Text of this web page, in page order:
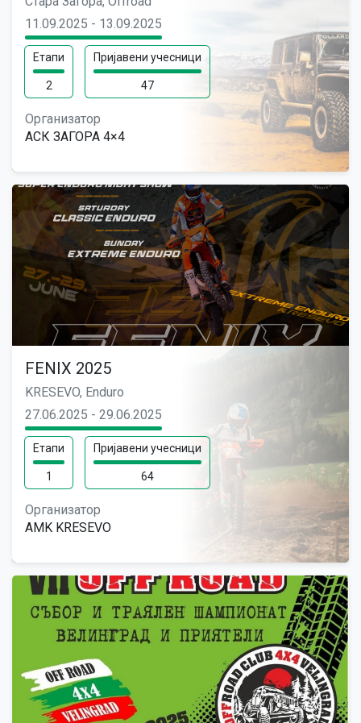
11.09.2025 - 13.09.2025
Етапи
2
Пријавени учесници
47
Организатор
АСК ЗАГОРА 4×4
FENIX 2025
KRESEVO, Enduro
27.06.2025 - 29.06.2025
Етапи
1
Пријавени учесници
64
Организатор
AMK KRESEVO